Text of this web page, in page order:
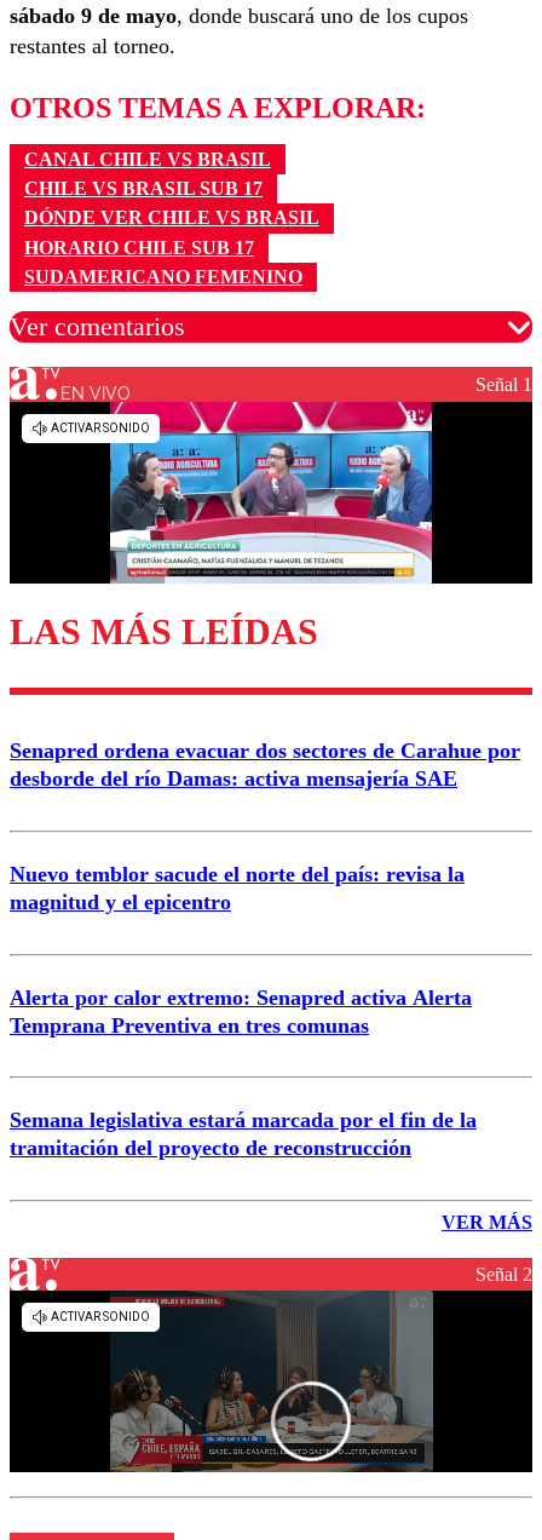
sábado 9 de mayo, donde buscará uno de los cupos
restantes al torneo.
OTROS TEMAS A EXPLORAR:
CANAL CHILE VS BRASIL
CHILE VS BRASIL SUB 17
DÓNDE VER CHILE VS BRASIL
HORARIO CHILE SUB 17
SUDAMERICANO FEMENINO
Ver comentarios
Los comentarios son moderados para garantizar un
diálogo respetuoso.
Enviar comentario
EN VIVO Señal 1
LAS MÁS LEÍDAS
Senapred ordena evacuar dos sectores de Carahue por
desborde del río Damas: activa mensajería SAE
Nuevo temblor sacude el norte del país: revisa la
magnitud y el epicentro
Alerta por calor extremo: Senapred activa Alerta
Temprana Preventiva en tres comunas
Semana legislativa estará marcada por el fin de la
tramitación del proyecto de reconstrucción
VER MÁS
Señal 2